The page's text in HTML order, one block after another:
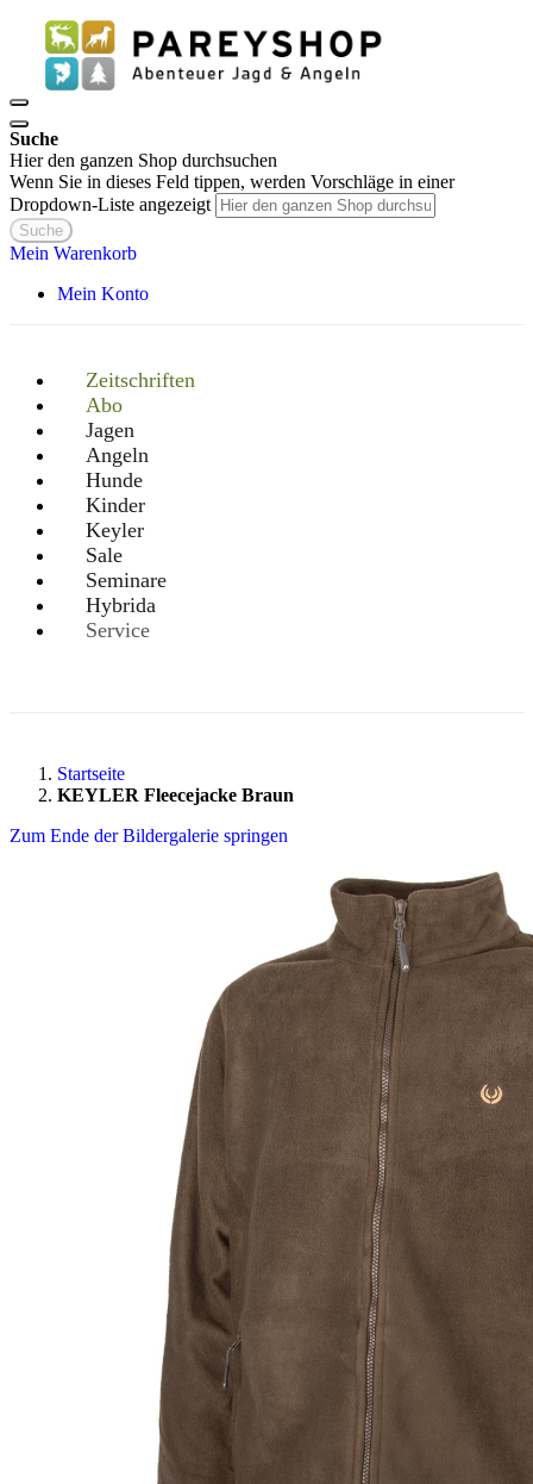
Suche
Hier den ganzen Shop durchsuchen
Wenn Sie in dieses Feld tippen, werden Vorschläge in einer
Dropdown-Liste angezeigt
Suche
Mein Warenkorb
Mein Konto
Zeitschriften
Abo
Jagen
Angeln
Hunde
Kinder
Keyler
Sale
Seminare
Hybrida
Service
Startseite
KEYLER Fleecejacke Braun
Zum Ende der Bildergalerie springen